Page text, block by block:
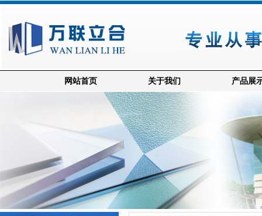
网站首页 关于我们 产品展